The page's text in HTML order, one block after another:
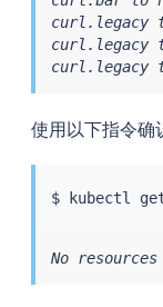
curl.legacy
curl.legacy
curl.legacy
使用以下指令确
$ kubectl
No